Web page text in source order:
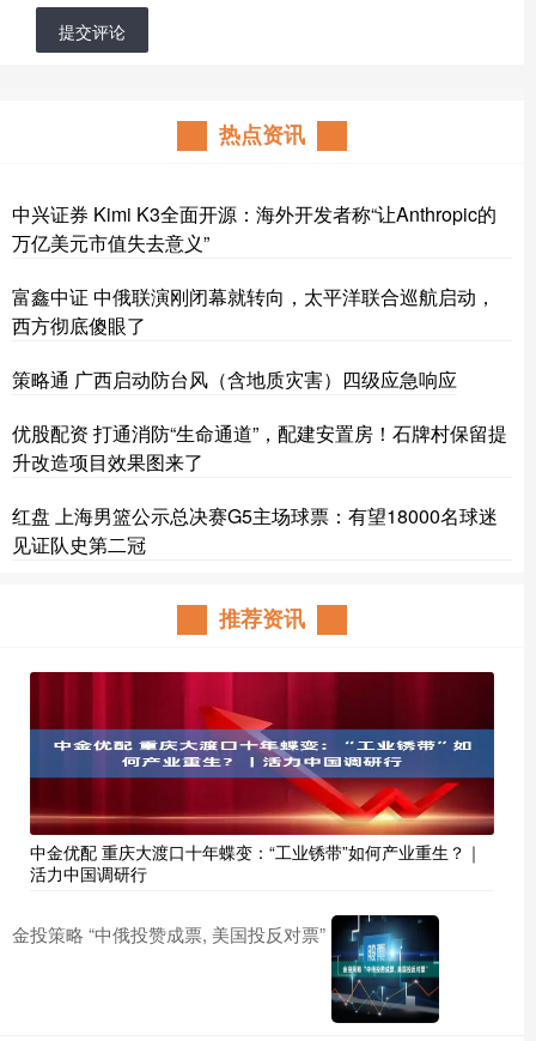
提交评论
热点资讯
中兴证券 Kimi K3全面开源：海外开发者称“让Anthropic的
万亿美元市值失去意义”
富鑫中证 中俄联演刚闭幕就转向，太平洋联合巡航启动，
西方彻底傻眼了
策略通 广西启动防台风（含地质灾害）四级应急响应
优股配资 打通消防“生命通道”，配建安置房！石牌村保留提
升改造项目效果图来了
红盘 上海男篮公示总决赛G5主场球票：有望18000名球迷
见证队史第二冠
推荐资讯
中金优配 重庆大渡口十年蝶变：“工业锈带”如何产业重生？｜
活力中国调研行
金投策略 “中俄投赞成票, 美国投反对票”